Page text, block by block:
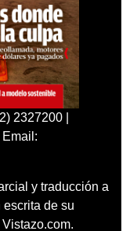
2327200 |
y traducción a
de su